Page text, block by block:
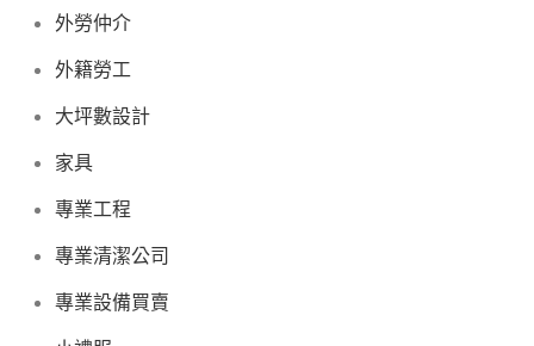
外勞仲介
外籍勞工
大坪數設計
家具
專業工程
專業清潔公司
專業設備買賣